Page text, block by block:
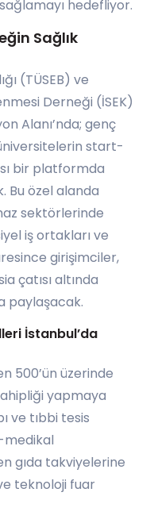
hedefliyor.
Sağlık
(TÜSEB) ve
Derneği (İSEK)
Alanı’nda; genç
start-
bir platformda
Bu özel alanda
sektörlerinde
iş ortakları ve
girişimciler,
çatısı altında
paylaşacak.
İstanbul’da
500’ün üzerinde
yapmaya
ve tıbbi tesis
gıda takviyelerine
teknoloji fuar